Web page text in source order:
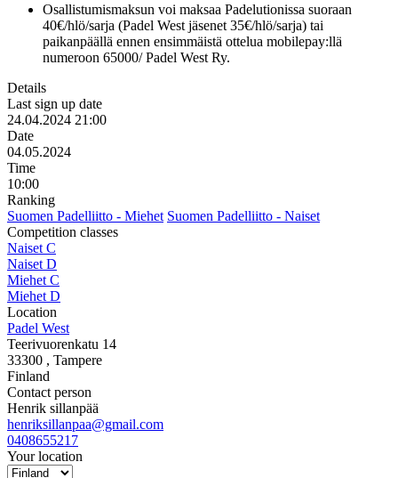
Osallistumismaksun voi maksaa Padelutionissa suoraan
40€/hlö/sarja (Padel West jäsenet 35€/hlö/sarja) tai
paikanpäällä ennen ensimmäistä ottelua mobilepay:llä
numeroon 65000/ Padel West Ry.
Details
Last sign up date
24.04.2024 21:00
Date
04.05.2024
Time
10:00
Ranking
Suomen Padelliitto - Miehet Suomen Padelliitto - Naiset
Competition classes
Naiset C
Naiset D
Miehet C
Miehet D
Location
Padel West
Teerivuorenkatu 14
33300 , Tampere
Finland
Contact person
Henrik sillanpää
henriksillanpaa@gmail.com
0408655217
Your location